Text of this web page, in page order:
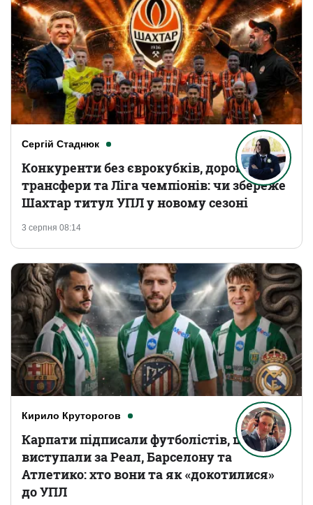
Сергій Стаднюк
3 серпня 08:14
Конкуренти без єврокубків, дорогі
трансфери та Ліга чемпіонів: чи збереже
Шахтар титул УПЛ у новому сезоні
Кирило Круторогов
Карпати підписали футболістів, що
виступали за Реал, Барселону та
Атлетико: хто вони та як «докотилися»
до УПЛ